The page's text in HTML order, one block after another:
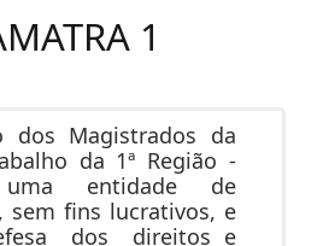
1
dos Magistrados da
da 1ª Região -
uma entidade de
sem fins lucrativos, e
dos direitos e